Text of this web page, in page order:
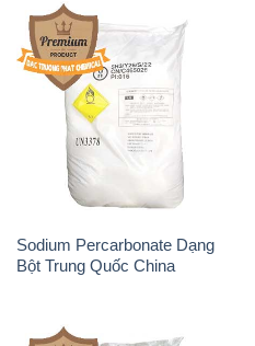
Sodium Percarbonate Dạng
Bột Trung Quốc China